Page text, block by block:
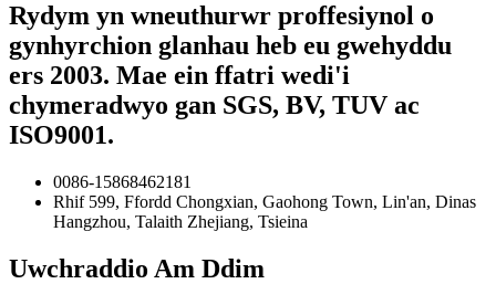
Rydym yn wneuthurwr proffesiynol o
gynhyrchion glanhau heb eu gwehyddu
ers 2003. Mae ein ffatri wedi'i
chymeradwyo gan SGS, BV, TUV ac
ISO9001.
0086-15868462181
Rhif 599, Ffordd Chongxian, Gaohong Town, Lin'an, Dinas
Hangzhou, Talaith Zhejiang, Tsieina
Uwchraddio Am Ddim